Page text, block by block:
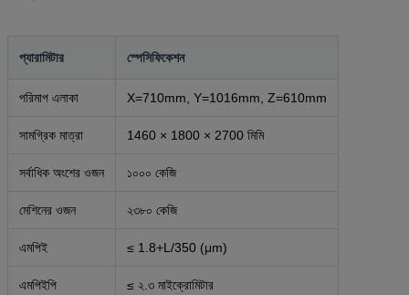
প্যারামিটার স্পেসিফিকেশন
পরিমাপ এলাকা X=710mm, Y=1016mm, Z=610mm
সামগ্রিক মাত্রা 1460 × 1800 × 2700 মিমি
সর্বাধিক অংশের ওজন ১০০০ কেজি
মেশিনের ওজন ২৩৮০ কেজি
এমপিই ≤ 1.8+L/350 (μm)
এমপিইপি ≤ ২.৩ মাইক্রোমিটার